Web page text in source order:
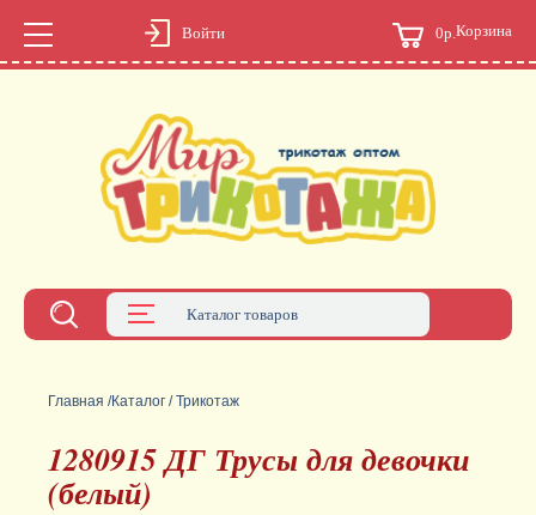
Войти Корзина
0р.
Каталог товаров
Главная /Каталог /Трикотаж
1280915 ДГ Трусы для девочки
(белый)